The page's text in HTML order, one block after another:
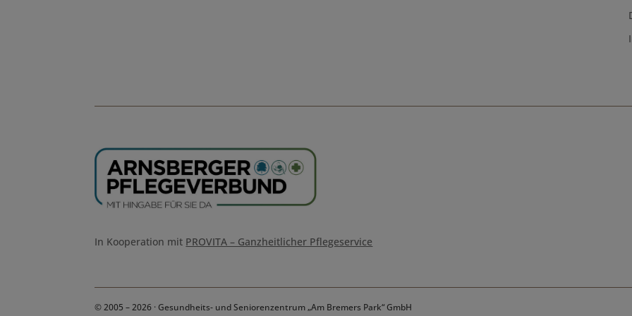
In Kooperation mit PROVITA – Ganzheitlicher Pflegeservice
© 2005 – 2026 · Gesundheits- und Seniorenzentrum „Am Bremers Park“ GmbH